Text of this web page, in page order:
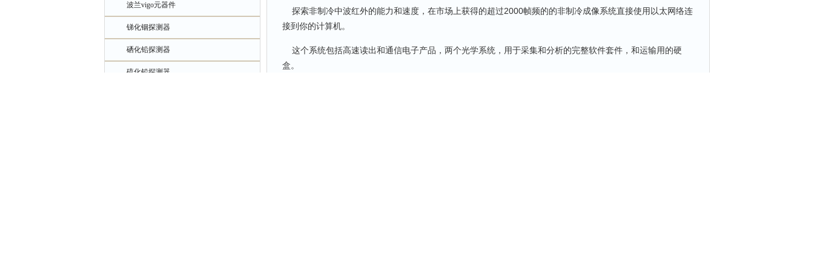
波兰vigo元器件
锑化铟探测器
硒化铅探测器
硫化铅探测器
探索非制冷中波红外的能力和速度，在市场上获得的超过2000帧频的的非制冷成像系统直接使用以太网络连
接到你的计算机。
这个系统包括高速读出和通信电子产品，两个光学系统，用于采集和分析的完整软件套件，和运输用的硬
盒。